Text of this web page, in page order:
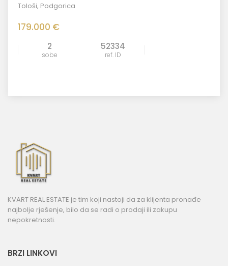
Tološi, Podgorica
179.000 €
2
sobe
52334
ref. ID
KVART REAL ESTATE je tim koji nastoji da za klijenta pronađe
najbolje rješenje, bilo da se radi o prodaji ili zakupu
nepokretnosti.
BRZI LINKOVI